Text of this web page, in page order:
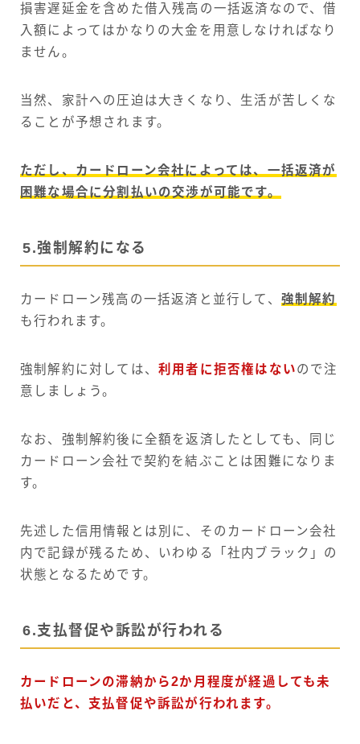
損害遅延金を含めた借入残高の一括返済なので、借
入額によってはかなりの大金を用意しなければなり
ません。
当然、家計への圧迫は大きくなり、生活が苦しくな
ることが予想されます。
ただし、カードローン会社によっては、一括返済が
困難な場合に分割払いの交渉が可能です。
5.強制解約になる
カードローン残高の一括返済と並行して、 強制解約
も行われます。
強制解約に対しては、 利用者に拒否権はないので注
意しましょう。
なお、強制解約後に全額を返済したとしても、同じ
カードローン会社で契約を結ぶことは困難になりま
す。
先述した信用情報とは別に、そのカードローン会社
内で記録が残るため、いわゆる「社内ブラック」の
状態となるためです。
6.支払督促や訴訟が行われる
カードローンの滞納から2か月程度が経過しても未
払いだと、支払督促や訴訟が行われます。